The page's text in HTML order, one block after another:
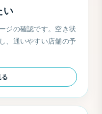
い
ジの確認です。空き状
、通いやすい店舗の予